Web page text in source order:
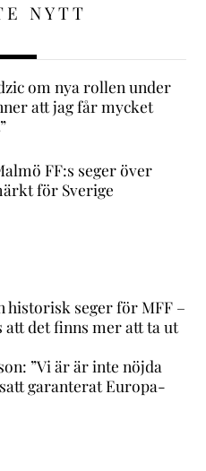
NYTT
om nya rollen under
att jag får mycket
FF:s seger över
för Sverige
historisk seger för MFF –
att det finns mer att ta ut
”Vi är är inte nöjda
garanterat Europa-